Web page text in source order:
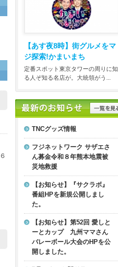
【あす夜8時】 街グルメをマ
ジ探索!かまいまち
定番スポット東京タワーの周りに知
る人ぞ知る名店が。大統領がう...
TNCグッズ情報
フジネットワーク サザエさ
ん募金令和８年熊本地震被
災地救援
【お知らせ】『サクラボ』
番組HPを新規公開しまし
た。
【お知らせ】第52回 愛しと
ーとカップ 九州ママさん
バレーボール大会のHPを公
開しました。